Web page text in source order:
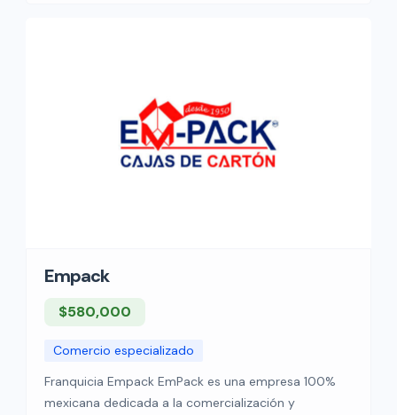
Empack
$580,000
Comercio especializado
Franquicia Empack EmPack es una empresa 100%
mexicana dedicada a la comercialización y